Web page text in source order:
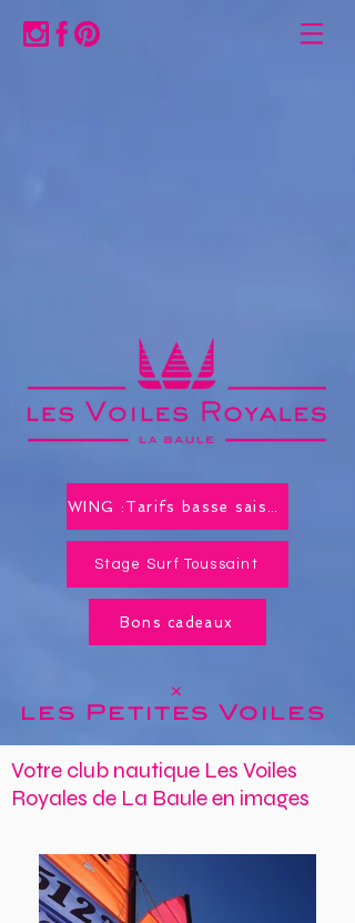
Stage Surf Toussaint
Bons cadeaux
x
les Petites Voiles
Votre club nautique Les Voiles
Royales de La Baule en images